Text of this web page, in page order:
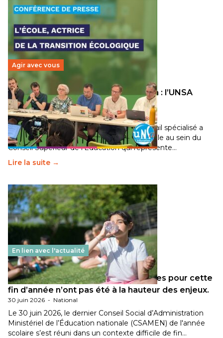
Agir avec vous
Transition écologique de l’éducation : l’UNSA
Éducation fait bouger les lignes
30 juin 2026-National
Pendant plusieurs mois, un groupe de travail spécialisé a
travaillé sur la transition écologique de l’Ecole au sein du
Conseil Supérieur de l’Éducation qui représente…
Lire la suite →
En lien avec l'actualité
Les décisions ministérielles attendues pour cette
fin d’année n’ont pas été à la hauteur des enjeux.
30 juin 2026 - National
Le 30 juin 2026, le dernier Conseil Social d’Administration
Ministériel de l’Éducation nationale (CSAMEN) de l'année
scolaire s’est réuni dans un contexte difficile de fin…